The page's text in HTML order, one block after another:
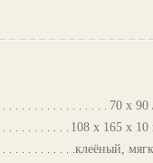
70 х 90
108 х 165 х
клеёный,